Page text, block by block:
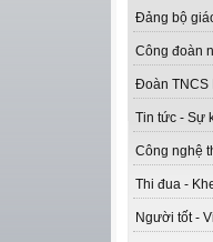
Đảng bộ
Công đoàn
Đoàn TNCS
Tin tức - Sự
Công nghệ
Thi đua -
Người tốt -